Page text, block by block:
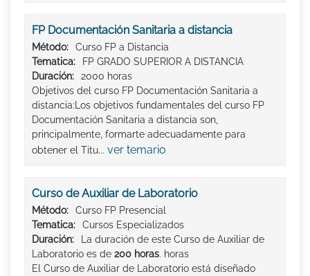
FP Documentación Sanitaria a distancia
Método:
Curso FP a Distancia
Tematica:
FP GRADO SUPERIOR A DISTANCIA
Duración:
2000 horas
Objetivos del curso FP Documentación Sanitaria a
distancia:Los objetivos fundamentales del curso FP
Documentación Sanitaria a distancia son,
principalmente, formarte adecuadamente para
obtener el Titu... ver temario
Curso de Auxiliar de Laboratorio
Método:
Curso FP Presencial
Tematica:
Cursos Especializados
Duración:
La duración de este Curso de Auxiliar de
Laboratorio es de 200 horas. horas
El Curso de Auxiliar de Laboratorio está diseñado